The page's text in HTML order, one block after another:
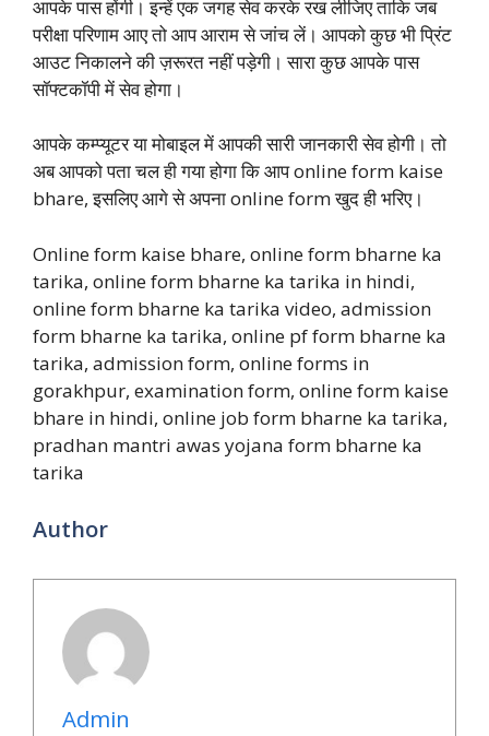
आपके पास होंगी। इन्हें एक जगह सेव करके रख लीजिए ताकि जब
परीक्षा परिणाम आए तो आप आराम से जांच लें। आपको कुछ भी प्रिंट
आउट निकालने की ज़रूरत नहीं पड़ेगी। सारा कुछ आपके पास
सॉफ्टकॉपी में सेव होगा।
आपके कम्प्यूटर या मोबाइल में आपकी सारी जानकारी सेव होगी। तो
अब आपको पता चल ही गया होगा कि आप online form kaise
bhare, इसलिए आगे से अपना online form खुद ही भरिए।
Online form kaise bhare, online form bharne ka
tarika, online form bharne ka tarika in hindi,
online form bharne ka tarika video, admission
form bharne ka tarika, online pf form bharne ka
tarika, admission form, online forms in
gorakhpur, examination form, online form kaise
bhare in hindi, online job form bharne ka tarika,
pradhan mantri awas yojana form bharne ka
tarika
Author
Admin